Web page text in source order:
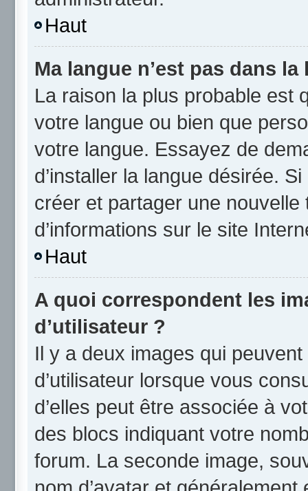
Haut
Ma langue n’est pas dans la
La raison la plus probable est
votre langue ou bien que
votre langue. Essayez de
d’installer la langue désirée.
créer et partager une
d’informations sur le site
Haut
A quoi correspondent les
d’utilisateur ?
Il y a deux images qui
d’utilisateur lorsque vous
d’elles peut être associée à
des blocs indiquant votre
forum. La seconde image,